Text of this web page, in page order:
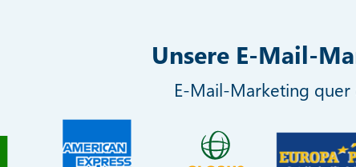
Unsere E-Mail-
E-Mail-Marketing quer